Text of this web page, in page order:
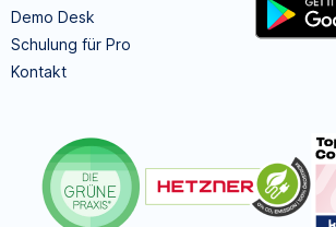
Demo Desk
Schulung für Pro
Kontakt